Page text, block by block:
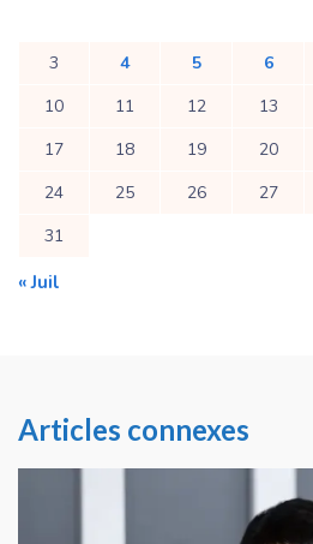
3
4 5 6
10
11 12 13
17
18 19 20
24
25 26 27
31
« Juil
Articles connexes